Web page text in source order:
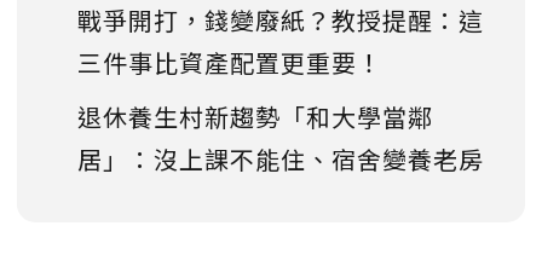
戰爭開打，錢變廢紙？教授提醒：這
三件事比資產配置更重要！
退休養生村新趨勢「和大學當鄰
居」：沒上課不能住、宿舍變養老房